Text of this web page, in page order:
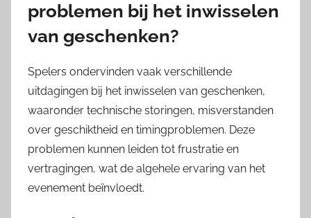
problemen bij het inwisselen
van geschenken?
Spelers ondervinden vaak verschillende
uitdagingen bij het inwisselen van geschenken,
waaronder technische storingen, misverstanden
over geschiktheid en timingproblemen. Deze
problemen kunnen leiden tot frustratie en
vertragingen, wat de algehele ervaring van het
evenement beïnvloedt.